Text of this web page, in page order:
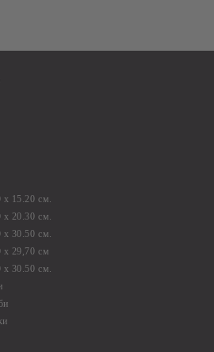
х 15.20 см.
х 20.30 см.
х 30.50 см.
х 29,70 см
x 30.50 см.